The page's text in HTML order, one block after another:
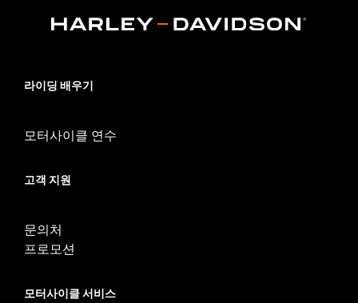
Imported
라이딩 배우기
모터사이클 연수
고객 지원
문의처
프로모션
모터사이클 서비스